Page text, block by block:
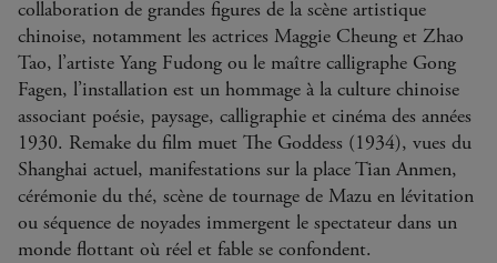
collaboration de grandes figures de la scène artistique
chinoise, notamment les actrices Maggie Cheung et Zhao
Tao, l’artiste Yang Fudong ou le maître calligraphe Gong
Fagen, l’installation est un hommage à la culture chinoise
associant poésie, paysage, calligraphie et cinéma des années
1930. Remake du film muet The Goddess (1934), vues du
Shanghai actuel, manifestations sur la place Tian Anmen,
cérémonie du thé, scène de tournage de Mazu en lévitation
ou séquence de noyades immergent le spectateur dans un
monde flottant où réel et fable se confondent.